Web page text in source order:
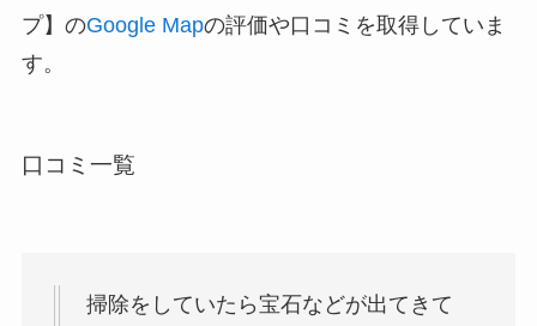
プ】のGoogle Mapの評価や口コミを取得していま
す。
口コミ一覧
掃除をしていたら宝石などが出てきて